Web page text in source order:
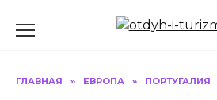
ГЛАВНАЯ » ЕВРОПА » ПОРТУГАЛИЯ